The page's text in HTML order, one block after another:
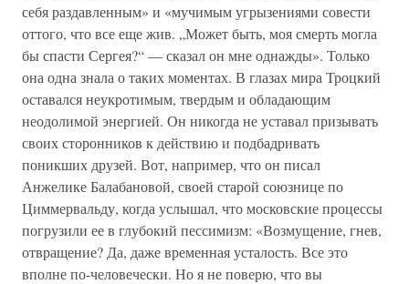
себя раздавленным» и «мучимым угрызениями совести
оттого, что все еще жив. „Может быть, моя смерть могла
бы спасти Сергея?“ — сказал он мне однажды». Только
она одна знала о таких моментах. В глазах мира Троцкий
оставался неукротимым, твердым и обладающим
неодолимой энергией. Он никогда не уставал призывать
своих сторонников к действию и подбадривать
поникших друзей. Вот, например, что он писал
Анжелике Балабановой, своей старой союзнице по
Циммервальду, когда услышал, что московские процессы
погрузили ее в глубокий пессимизм: «Возмущение, гнев,
отвращение? Да, даже временная усталость. Все это
вполне по-человечески. Но я не поверю, что вы